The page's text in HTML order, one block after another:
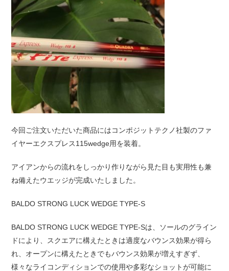
今回ご注文いただいた商品にはコンポジットテクノ社製のファ
イヤーエクスプレス115wedge用を装着。
アイアンからの流れをしっかり作りながら見た目も実用性も兼
ね備えたウエッジが完成いたしました。
BALDO STRONG LUCK WEDGE TYPE-S
BALDO STRONG LUCK WEDGE TYPE-Sは、ソールのグライン
ドにより、スクエアに構えたときは適度なバウンス効果が得ら
れ、オープンに構えたときでもバウンス効果が増えすぎず、
様々なライコンディションでの使用や多彩なショットが可能に